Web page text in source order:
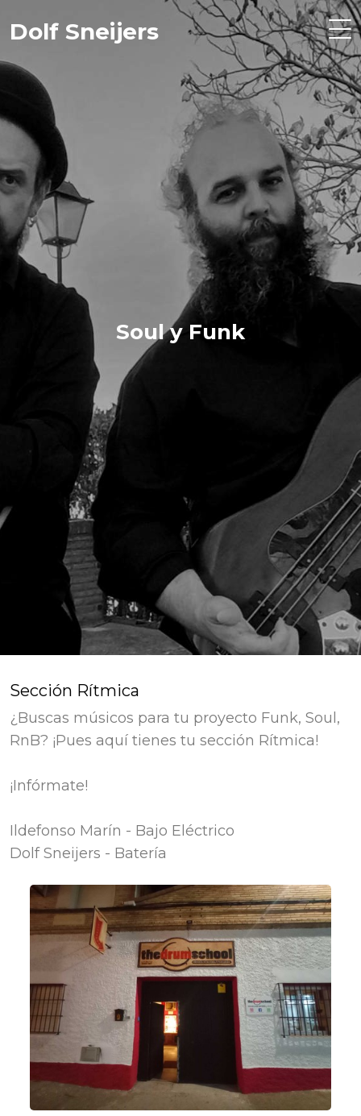
Dolf Sneijers
Soul y Funk
Sección Rítmica
¿Buscas músicos para tu proyecto Funk, Soul,
RnB? ¡Pues aquí tienes tu sección Rítmica!
¡Infórmate!
Ildefonso Marín - Bajo Eléctrico
Dolf Sneijers - Batería